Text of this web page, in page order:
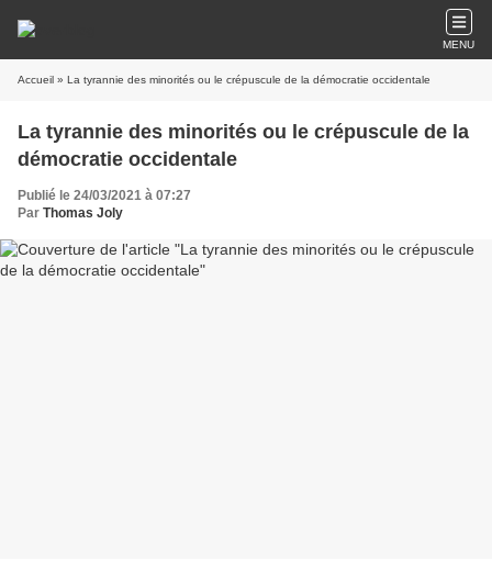
MENU
Accueil » La tyrannie des minorités ou le crépuscule de la démocratie occidentale
La tyrannie des minorités ou le crépuscule de la
démocratie occidentale
Publié le 24/03/2021 à 07:27
Par Thomas Joly